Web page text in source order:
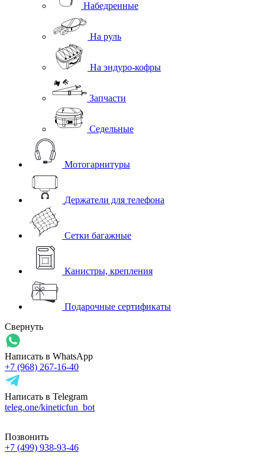
Набедренные
На руль
На эндуро-кофры
Запчасти
Седельные
Мотогарнитуры
Держатели для телефона
Сетки багажные
Канистры, крепления
Подарочные сертификаты
Свернуть
Написать в WhatsApp
+7 (968) 267-16-40
Написать в Telegram
teleg.one/kineticfun_bot
Позвонить
+7 (499) 938-93-46